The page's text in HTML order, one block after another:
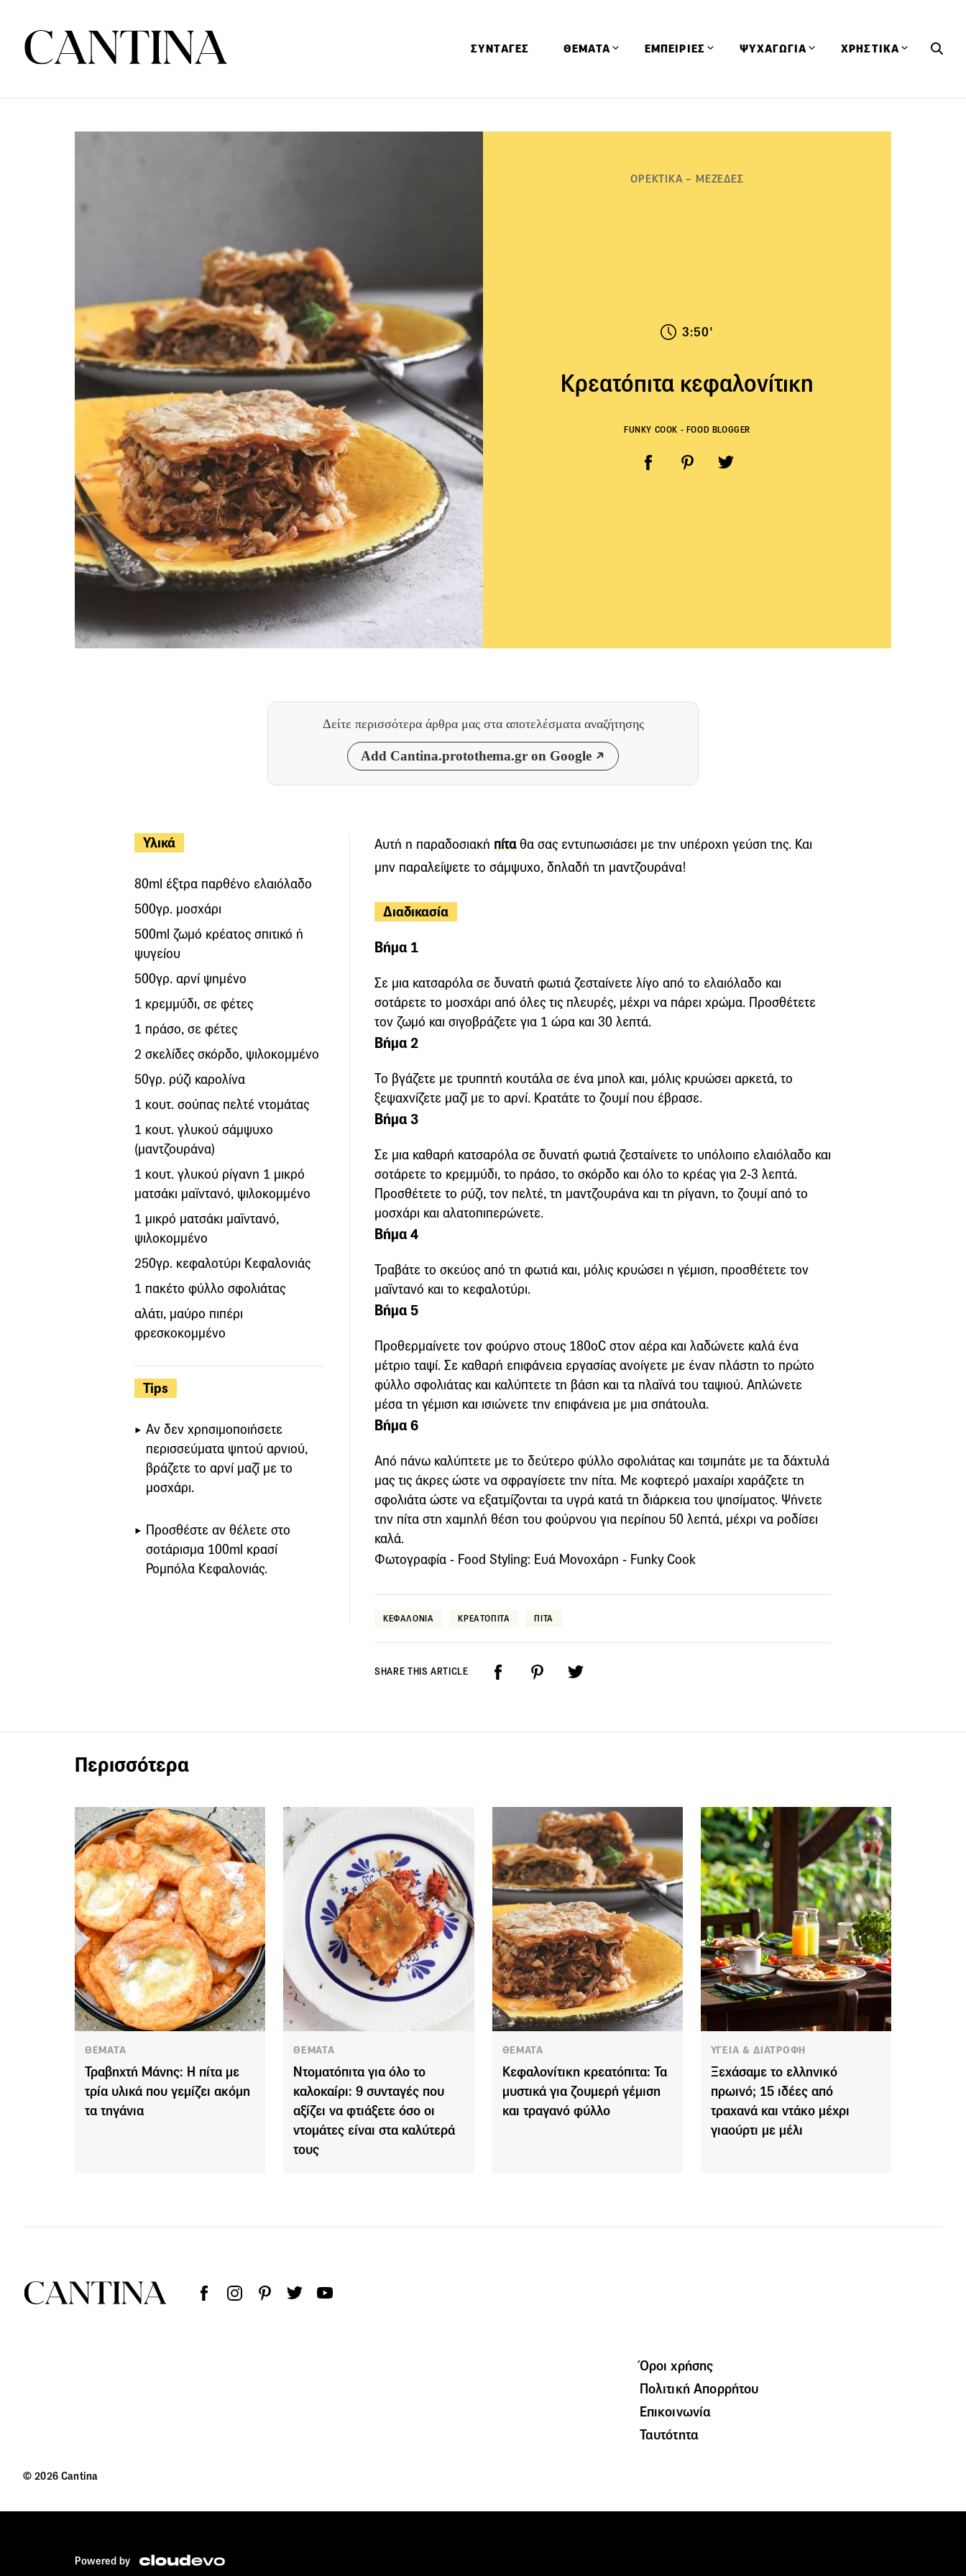
ΣΥΝΤΑΓΕΣ ΘΕΜΑΤΑ ΕΜΠΕΙΡΙΕΣ ΨΥΧΑΓΩΓΙΑ ΧΡΗΣΤΙΚΑ
ΟΡΕΚΤΙΚΑ – ΜΕΖΕΔΕΣ
3:50'
Κρεατόπιτα κεφαλονίτικη
FUNKY COOK - FOOD BLOGGER
Δείτε περισσότερα άρθρα μας στα αποτελέσματα αναζήτησης
Add Cantina.protothema.gr on Google
Υλικά
80ml έξτρα παρθένο ελαιόλαδο
500γρ. μοσχάρι
500ml ζωμό κρέατος σπιτικό ή
ψυγείου
500γρ. αρνί ψημένο
1 κρεμμύδι, σε φέτες
1 πράσο, σε φέτες
2 σκελίδες σκόρδο, ψιλοκομμένο
50γρ. ρύζι καρολίνα
1 κουτ. σούπας πελτέ ντομάτας
1 κουτ. γλυκού σάμψυχο
(μαντζουράνα)
1 κουτ. γλυκού ρίγανη 1 μικρό
ματσάκι μαϊντανό, ψιλοκομμένο
1 μικρό ματσάκι μαϊντανό,
ψιλοκομμένο
250γρ. κεφαλοτύρι Κεφαλονιάς
1 πακέτο φύλλο σφολιάτας
αλάτι, μαύρο πιπέρι
φρεσκοκομμένο
Tips
Αν δεν χρησιμοποιήσετε
περισσεύματα ψητού αρνιού,
βράζετε το αρνί μαζί με το
μοσχάρι.
Προσθέστε αν θέλετε στο
σοτάρισμα 100ml κρασί
Ρομπόλα Κεφαλονιάς.
Αυτή η παραδοσιακή πίταθα σας εντυπωσιάσει με την υπέροχη γεύση της. Και
μην παραλείψετε το σάμψυχο, δηλαδή τη μαντζουράνα!
Διαδικασία
Βήμα 1
Σε μια κατσαρόλα σε δυνατή φωτιά ζεσταίνετε λίγο από το ελαιόλαδο και
σοτάρετε το μοσχάρι από όλες τις πλευρές, μέχρι να πάρει χρώμα. Προσθέτετε
τον ζωμό και σιγοβράζετε για 1 ώρα και 30 λεπτά.
Βήμα 2
Το βγάζετε με τρυπητή κουτάλα σε ένα μπολ και, μόλις κρυώσει αρκετά, το
ξεψαχνίζετε μαζί με το αρνί. Κρατάτε το ζουμί που έβρασε.
Βήμα 3
Σε μια καθαρή κατσαρόλα σε δυνατή φωτιά ζεσταίνετε το υπόλοιπο ελαιόλαδο και
σοτάρετε το κρεμμύδι, το πράσο, το σκόρδο και όλο το κρέας για 2-3 λεπτά.
Προσθέτετε το ρύζι, τον πελτέ, τη μαντζουράνα και τη ρίγανη, το ζουμί από το
μοσχάρι και αλατοπιπερώνετε.
Βήμα 4
Τραβάτε το σκεύος από τη φωτιά και, μόλις κρυώσει η γέμιση, προσθέτετε τον
μαϊντανό και το κεφαλοτύρι.
Βήμα 5
Προθερμαίνετε τον φούρνο στους 180οC στον αέρα και λαδώνετε καλά ένα
μέτριο ταψί. Σε καθαρή επιφάνεια εργασίας ανοίγετε με έναν πλάστη το πρώτο
φύλλο σφολιάτας και καλύπτετε τη βάση και τα πλαϊνά του ταψιού. Απλώνετε
μέσα τη γέμιση και ισιώνετε την επιφάνεια με μια σπάτουλα.
Βήμα 6
Από πάνω καλύπτετε με το δεύτερο φύλλο σφολιάτας και τσιμπάτε με τα δάχτυλά
μας τις άκρες ώστε να σφραγίσετε την πίτα. Με κοφτερό μαχαίρι χαράζετε τη
σφολιάτα ώστε να εξατμίζονται τα υγρά κατά τη διάρκεια του ψησίματος. Ψήνετε
την πίτα στη χαμηλή θέση του φούρνου για περίπου 50 λεπτά, μέχρι να ροδίσει
καλά.
Φωτογραφία - Food Styling: Ευά Μονοχάρη - Funky Cook
ΚΕΦΑΛΟΝΙΑ ΚΡΕΑΤΟΠΙΤΑ ΠΙΤΑ
SHARE THIS ARTICLE
Περισσότερα
ΘΕΜΑΤΑ
Τραβηχτή Μάνης: Η πίτα με
τρία υλικά που γεμίζει ακόμη
τα τηγάνια
ΘΕΜΑΤΑ
Ντοματόπιτα για όλο το
καλοκαίρι: 9 συνταγές που
αξίζει να φτιάξετε όσο οι
ντομάτες είναι στα καλύτερά
τους
ΘΕΜΑΤΑ
Κεφαλονίτικη κρεατόπιτα: Τα
μυστικά για ζουμερή γέμιση
και τραγανό φύλλο
ΥΓΕΙΑ & ΔΙΑΤΡΟΦΗ
Ξεχάσαμε το ελληνικό
πρωινό; 15 ιδέες από
τραχανά και ντάκο μέχρι
γιαούρτι με μέλι
Όροι χρήσης
Πολιτική Απορρήτου
Επικοινωνία
Ταυτότητα
© 2026 Cantina
Powered by